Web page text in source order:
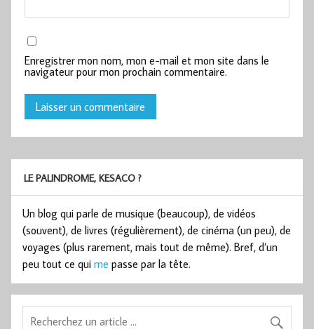
Enregistrer mon nom, mon e-mail et mon site dans le
navigateur pour mon prochain commentaire.
LE PALINDROME, KESACO ?
Un blog qui parle de musique (beaucoup), de vidéos
(souvent), de livres (régulièrement), de cinéma (un peu), de
voyages (plus rarement, mais tout de même). Bref, d’un
peu tout ce qui me passe par la tête.